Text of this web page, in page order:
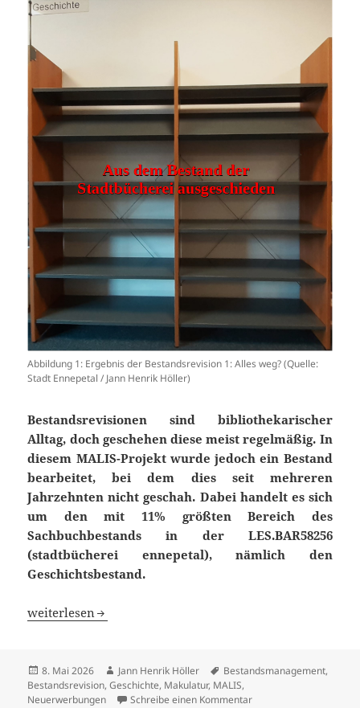
Abbildung 1: Ergebnis der Bestandsrevision 1: Alles weg? (Quelle:
Stadt Ennepetal / Jann Henrik Höller)
Bestandsrevisionen sind bibliothekarischer
Alltag, doch geschehen diese meist regelmäßig. In
diesem MALIS-Projekt wurde jedoch ein Bestand
bearbeitet, bei dem dies seit mehreren
Jahrzehnten nicht geschah. Dabei handelt es sich
um den mit 11% größten Bereich des
Sachbuchbestands in der LES.BAR58256
(stadtbücherei ennepetal), nämlich den
Geschichtsbestand.
Revision und Modernisierung des
weiterlesen
Veröffentlicht
am
8. Mai 2026 Autor
Jann Henrik Höller Schlagwörter
Bestandsmanagement,
Bestandsrevision,Geschichte, Makulatur, MALIS,
Neuerwerbungen
Schreibe einen Kommentarzu Revision und